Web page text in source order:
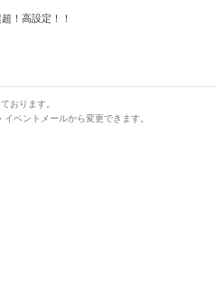
！高設定！！
おります。
ベントメールから変更できます。